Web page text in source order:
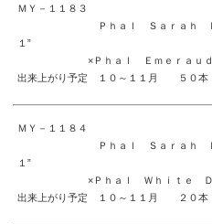
ＭＹ－１１８３
Ｐｈａｌ Ｓａｒａｈ Ｆｒａ
１”
×Ｐｈａｌ Ｅｍｅｒａｕｄｅ
出来上がり予定 １０～１１月 ５０本
ＭＹ－１１８４
Ｐｈａｌ Ｓａｒａｈ Ｆｒａ
１”
×Ｐｈａｌ Ｗｈｉｔｅ Ｄｒｅ
出来上がり予定 １０～１１月 ２０本